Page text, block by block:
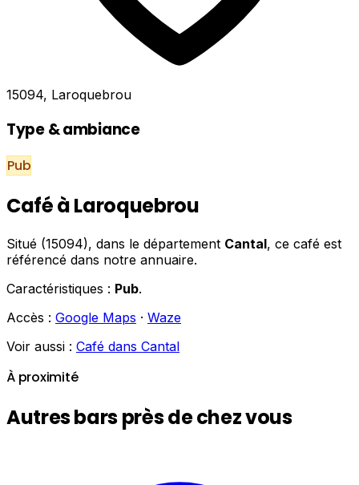
15094, Laroquebrou
Type & ambiance
Pub
Café à Laroquebrou
Situé (15094), dans le département Cantal, ce café est
référencé dans notre annuaire.
Caractéristiques : Pub.
Accès : Google Maps · Waze
Voir aussi : Café dans Cantal
À proximité
Autres bars près de chez vous